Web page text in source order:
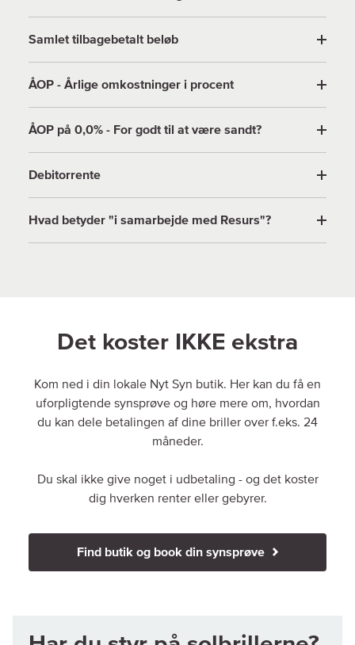
Samlet tilbagebetalt beløb
ÅOP - Årlige omkostninger i procent
ÅOP på 0,0% - For godt til at være sandt?
Debitorrente
Hvad betyder "i samarbejde med Resurs"?
Det koster IKKE ekstra
Kom ned i din lokale Nyt Syn butik. Her kan du få en
uforpligtende synsprøve og høre mere om, hvordan
du kan dele betalingen af dine briller over f.eks. 24
måneder.
Du skal ikke give noget i udbetaling - og det koster
dig hverken renter eller gebyrer.
Find butik og book din synsprøve